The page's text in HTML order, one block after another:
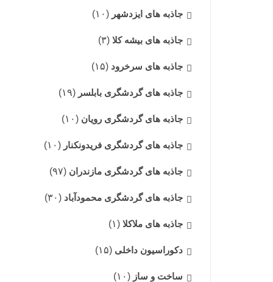
جاذبه های ایزدشهر (۱۰)
جاذبه های بیشه کلا (۳)
جاذبه های سرخرود (۱۵)
جاذبه های گردشگری بابلسر (۱۹)
جاذبه های گردشگری رویان (۱۰)
جاذبه های گردشگری فریدونکنار (۱۰)
جاذبه های گردشگری مازندران (۹۷)
جاذبه های گردشگری محمودآباد (۳۰)
جاذبه های ملاکلا (۱)
دکوراسیون داخلی (۱۵)
ساخت و ساز (۱۰)